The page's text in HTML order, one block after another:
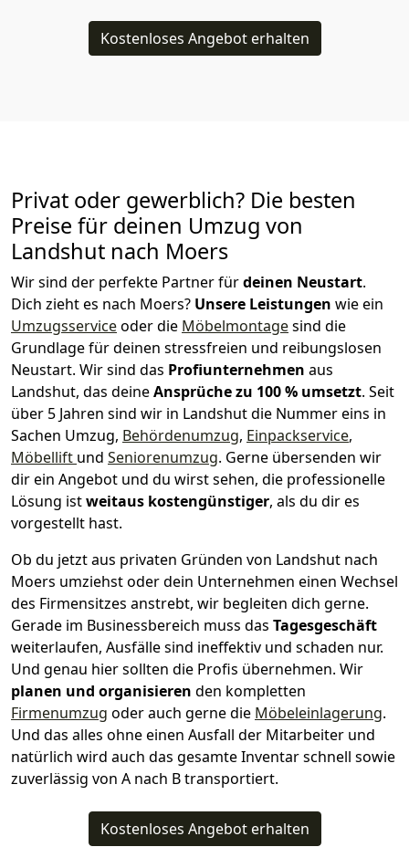
Kostenloses Angebot erhalten
Privat oder gewerblich? Die besten
Preise für deinen Umzug von
Landshut nach Moers
Wir sind der perfekte Partner fürdeinen Neustart.
Dich zieht es nach Moers? Unsere Leistungen wie ein
Umzugsserviceoder die Möbelmontagesind die
Grundlage für deinen stressfreien und reibungslosen
Neustart. Wir sind das Profiunternehmen aus
Landshut, das deineAnsprüche zu 100 % umsetzt. Seit
über 5 Jahren sind wir in Landshut die Nummer eins in
Sachen Umzug, Behördenumzug, Einpackservice,
Möbellift und Seniorenumzug. Gerne übersenden wir
dir ein Angebot und du wirst sehen, die professionelle
Lösung istweitaus kostengünstiger, als du dir es
vorgestellt hast.
Ob du jetzt aus privaten Gründen von Landshut nach
Moers umziehst oder dein Unternehmen einen Wechsel
des Firmensitzes anstrebt, wir begleiten dich gerne.
Gerade im Businessbereich muss das Tagesgeschäft
weiterlaufen, Ausfälle sind ineffektiv und schaden nur.
Und genau hier sollten die Profis übernehmen. Wir
planen und organisieren den kompletten
Firmenumzug oder auch gerne die Möbeleinlagerung.
Und das alles ohne einen Ausfall der Mitarbeiter und
natürlich wird auch das gesamte Inventar schnell sowie
zuverlässig von A nach B transportiert.
Kostenloses Angebot erhalten